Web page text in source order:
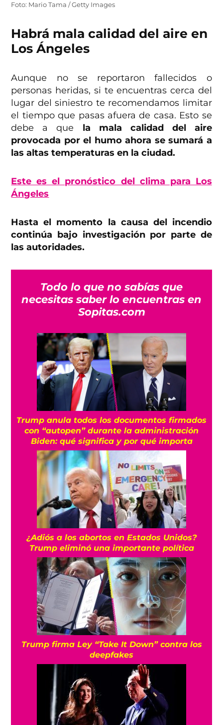
Foto: Mario Tama / Getty Images
Habrá mala calidad del aire en
Los Ángeles
Aunque no se reportaron fallecidos o
personas heridas, si te encuentras cerca del
lugar del siniestro te recomendamos limitar
el tiempo que pasas afuera de casa. Esto se
debe a que la mala calidad del aire
provocada por el humo ahora se sumará a
las altas temperaturas en la ciudad.
Este es el pronóstico del clima para Los
Ángeles
Hasta el momento la causa del incendio
continúa bajo investigación por parte de
las autoridades.
Todo lo que no sabías que
necesitas saber lo encuentras en
Sopitas.com
Trump anula todos los documentos firmados
con “autopen” durante la administración
Biden: qué significa y por qué importa
¿Adiós a los abortos en Estados Unidos?
Trump eliminó una importante política
Trump firma Ley “Take It Down” contra los
deepfakes